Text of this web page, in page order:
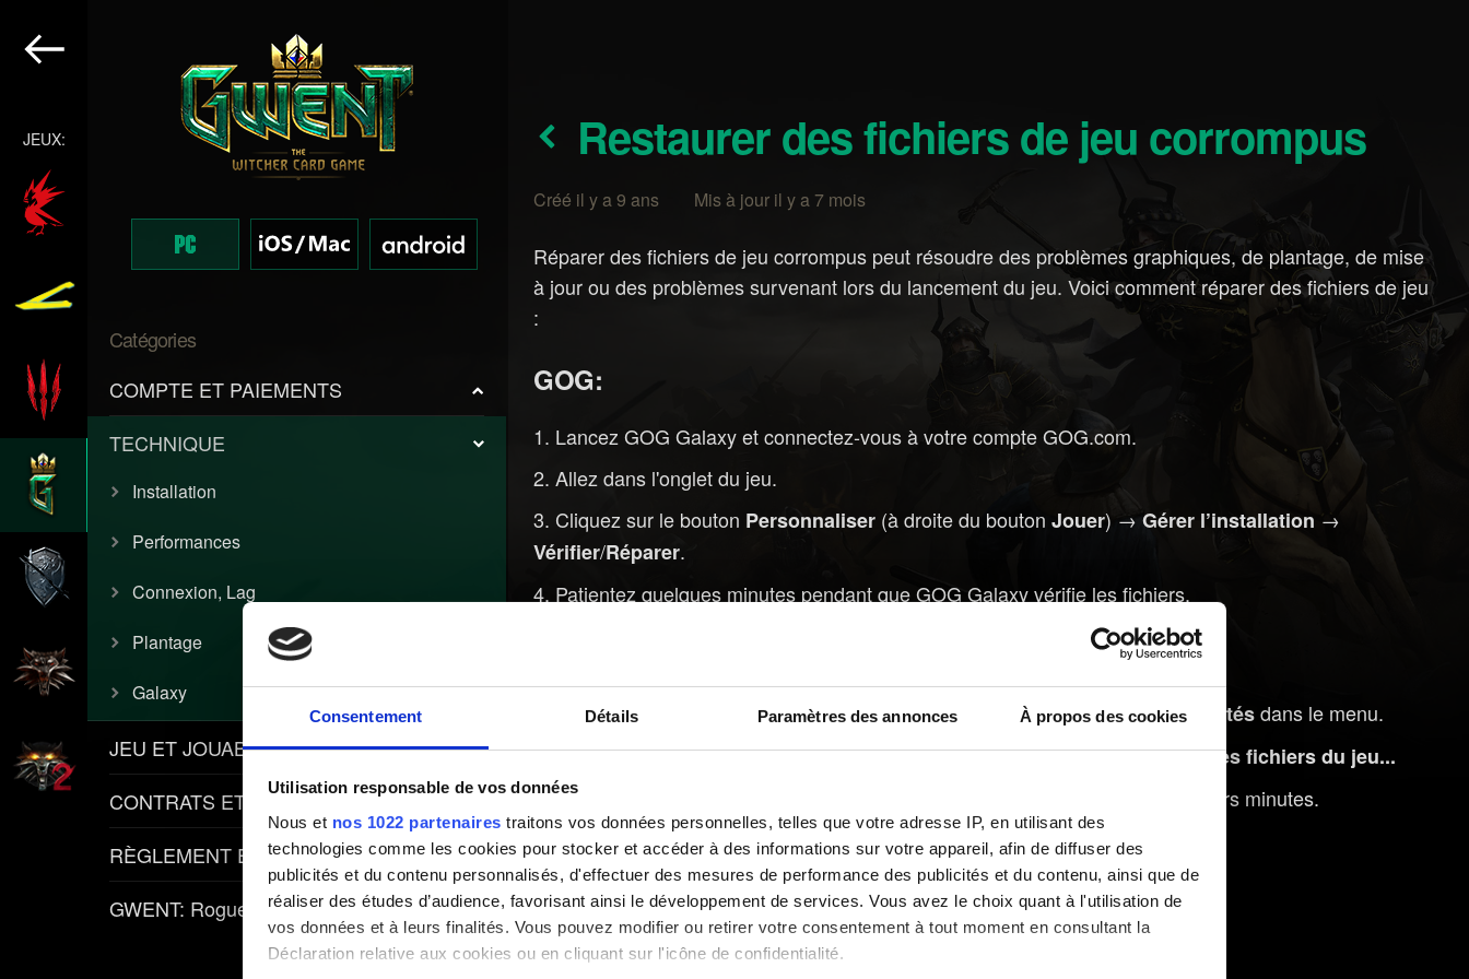
Consentement Détails Paramètres des annonces À propos des cookies
Utilisation responsable de vos données
Nous et nos 1022 partenaires traitons vos données personnelles, telles que votre adresse IP, en utilisant des
technologies comme les cookies pour stocker et accéder à des informations sur votre appareil, afin de diffuser des
publicités et du contenu personnalisés, d'effectuer des mesures de performance des publicités et du contenu, ainsi que de
réaliser des études d’audience, favorisant ainsi le développement de services. Vous avez le choix quant à l'utilisation de
vos données et à leurs finalités. Vous pouvez modifier ou retirer votre consentement à tout moment en consultant la
Déclaration relative aux cookies ou en cliquant sur l'icône de confidentialité.
JEUX:
Catégories
COMPTE ET PAIEMENTS
TECHNIQUE
Installation
Performances
Connexion, Lag
Plantage
Galaxy
JEU ET JOUABILITÉ
CONTRATS ET ARTICLES
RÈGLEMENT ET POLITIQUES
GWENT: Rogue Mage
Restaurer des fichiers de jeu corrompus
Créé il y a 9 ans Mis à jour il y a 7 mois
Réparer des fichiers de jeu corrompus peut résoudre des problèmes graphiques, de plantage, de mise
à jour ou des problèmes survenant lors du lancement du jeu. Voici comment réparer des fichiers de jeu
:
GOG:
Lancez GOG Galaxy et connectez-vous à votre compte GOG.com.
Allez dans l'onglet du jeu.
Cliquez sur le bouton Personnaliser (à droite du boutonJouer) →Gérer l’installation →
Vérifier/Réparer.
Patientez quelques minutes pendant que GOG Galaxy vérifie les fichiers.
Dans la section Bibliothèque, cliquez droit sur le jeu et sélectionnezPropriétésdans le menu.
Sélectionnez l'ongletFichiers installéset sélectionnezVérifier l'intégrité des fichiers du jeu...
Steam vérifiera alors les fichiers du jeu. Cette opération peut prendre plusieurs minutes.